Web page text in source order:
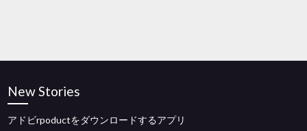
New Stories
アドビrpoductをダウンロードするアプリ